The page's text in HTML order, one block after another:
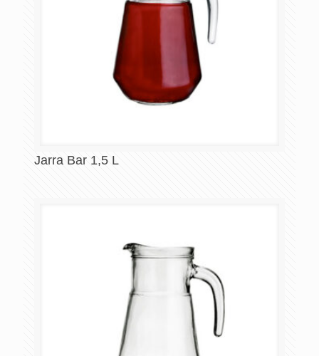
PLATOS Y TAZAS
VASOS
Jarra Bar 1,5 L